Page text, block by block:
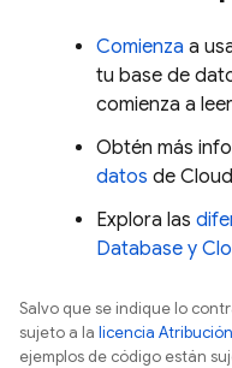
Comienza a
tu base de
comienza a
Obtén más
datos de
Explora las
Database y
Salvo que se indique lo
sujeto a la licencia
ejemplos de código están